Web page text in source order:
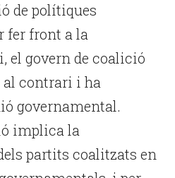
de polítiques
fer front a la
el govern de coalició
al contrari i ha
governamental.
implica la
partits coalitzats en